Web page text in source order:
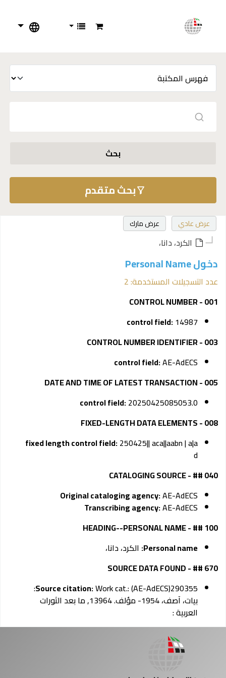
بحث
بحث متقدم
عرض عادي عرض مارك
الكرد، دانا،
دخول Personal Name
عدد التسجيلات المستخدمة: 2
001 - CONTROL NUMBER
control field:14987
003 - CONTROL NUMBER IDENTIFIER
control field:AE-AdECS
005 - DATE AND TIME OF LATEST TRANSACTION
control field:20250425085053.0
008 - FIXED-LENGTH DATA ELEMENTS
fixed length control field:250425|| aca||aabn | a|a
d
040 ## - CATALOGING SOURCE
Original cataloging agency:AE-AdECS
Transcribing agency:AE-AdECS
100 ## - HEADING--PERSONAL NAME
Personal name: الكرد، دانا،
670 ## - SOURCE DATA FOUND
Source citation:
Work cat.: (AE-AdECS)290355:
بيات، آصف، 1954- مؤلف. 13964, ما بعد الثورات
العربية :